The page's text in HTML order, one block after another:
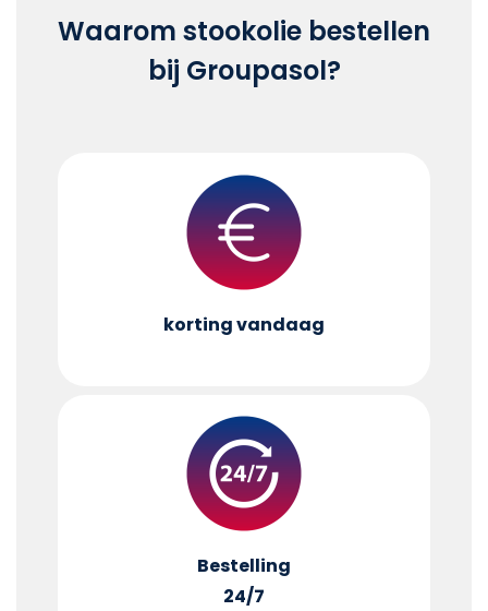
Waarom stookolie bestellen
bij Groupasol?
korting vandaag
Bestelling
24/7